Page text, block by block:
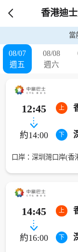
當
08/07
週五
08/08
週六
12:45
約14:00
上
下
口岸：深圳灣口岸(香
14:45
約16:00
上
下